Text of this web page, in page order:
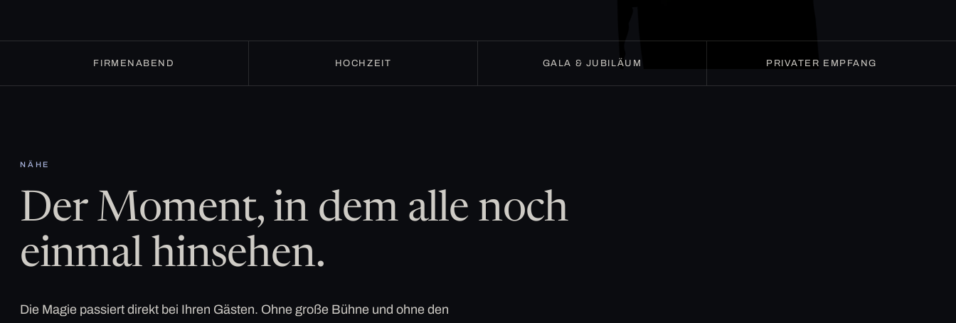
FIRMENABEND HOCHZEIT GALA & JUBILÄUM PRIVATER EMPFANG
NÄHE
Der Moment, in dem alle noch
einmal hinsehen.
Die Magie passiert direkt bei Ihren Gästen. Ohne große Bühne und ohne den